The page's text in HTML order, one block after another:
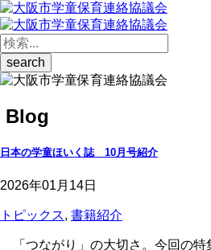
Blog
日本の学童ほいく誌 10月号紹介
2026年01月14日
トピックス, 書籍紹介
「つながり」の大切さ。今回の特